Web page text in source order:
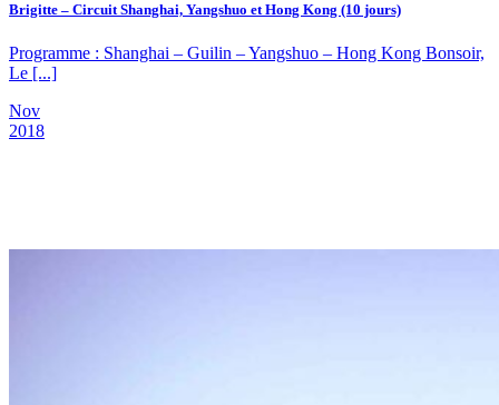
Brigitte – Circuit Shanghai, Yangshuo et Hong Kong (10 jours)
Programme : Shanghai – Guilin – Yangshuo – Hong Kong Bonsoir,
Le [...]
Nov
2018